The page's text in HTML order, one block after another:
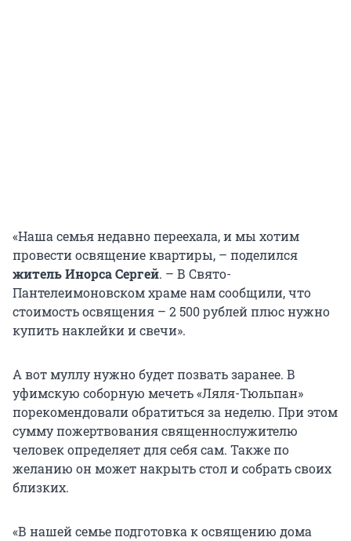
«Наша семья недавно переехала, и мы хотим
провести освящение квартиры, – поделился
житель Инорса Сергей. – В Свято-
Пантелеимоновском храме нам сообщили, что
стоимость освящения – 2 500 рублей плюс нужно
купить наклейки и свечи».
А вот муллу нужно будет позвать заранее. В
уфимскую соборную мечеть «Ляля-Тюльпан»
порекомендовали обратиться за неделю. При этом
сумму пожертвования священнослужителю
человек определяет для себя сам. Также по
желанию он может накрыть стол и собрать своих
близких.
«В нашей семье подготовка к освящению дома